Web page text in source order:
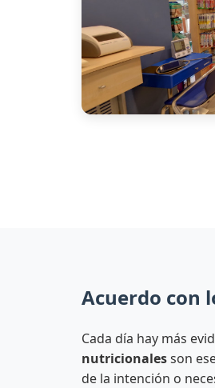
Acuerdo con
Cada día hay más
nutricionalesson
de la intención o